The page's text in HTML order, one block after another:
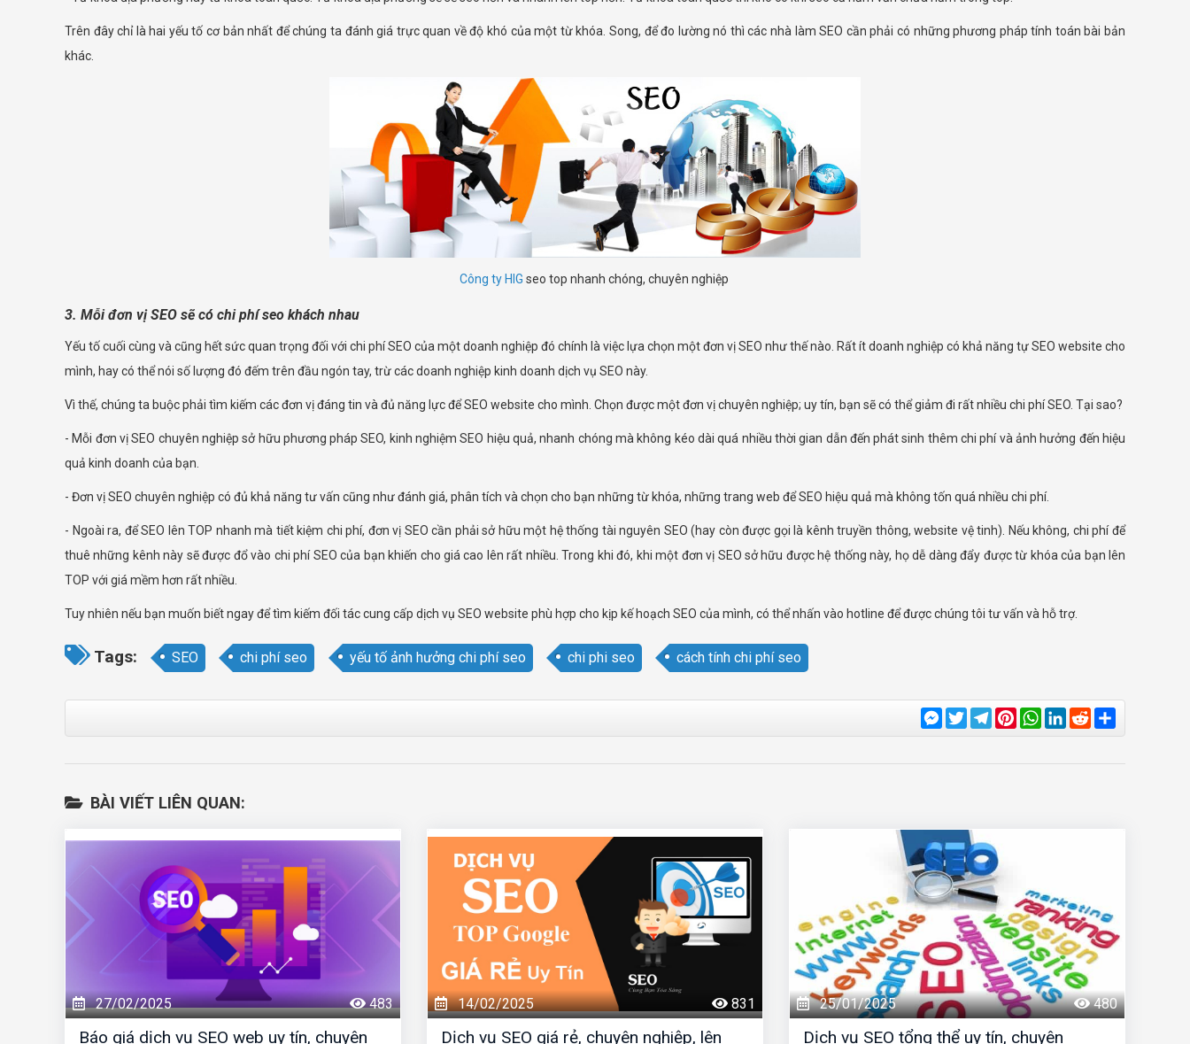
Trên đây chỉ là hai yếu tố cơ bản nhất để chúng ta đánh giá trực quan về độ khó của một từ khóa. Song, để đo lường nó thì các nhà làm SEO cần phải có những phương pháp tính toán bài bản
khác.
Công ty HIG seo top nhanh chóng, chuyên nghiệp
3. Mỗi đơn vị SEO sẽ có chi phí seo khách nhau
Yếu tố cuối cùng và cũng hết sức quan trọng đối với chi phí SEO của một doanh nghiệp đó chính là việc lựa chọn một đơn vị SEO như thế nào. Rất ít doanh nghiệp có khả năng tự SEO website cho
mình, hay có thể nói số lượng đó đếm trên đầu ngón tay, trừ các doanh nghiệp kinh doanh dịch vụ SEO này.
Vì thế, chúng ta buộc phải tìm kiếm các đơn vị đáng tin và đủ năng lực để SEO website cho mình. Chọn được một đơn vị chuyên nghiệp; uy tín, bạn sẽ có thể giảm đi rất nhiều chi phí SEO. Tại sao?
- Mỗi đơn vị SEO chuyên nghiệp sở hữu phương pháp SEO, kinh nghiệm SEO hiệu quả, nhanh chóng mà không kéo dài quá nhiều thời gian dẫn đến phát sinh thêm chi phí và ảnh hưởng đến hiệu
quả kinh doanh của bạn.
- Đơn vị SEO chuyên nghiệp có đủ khả năng tư vấn cũng như đánh giá, phân tích và chọn cho bạn những từ khóa, những trang web để SEO hiệu quả mà không tốn quá nhiều chi phí.
- Ngoài ra, để SEO lên TOP nhanh mà tiết kiệm chi phí, đơn vị SEO cần phải sở hữu một hệ thống tài nguyên SEO (hay còn được gọi là kênh truyền thông, website vệ tinh). Nếu không, chi phí để
thuê những kênh này sẽ được đổ vào chi phí SEO của bạn khiến cho giá cao lên rất nhiều. Trong khi đó, khi một đơn vị SEO sở hữu được hệ thống này, họ dễ dàng đẩy được từ khóa của bạn lên
TOP với giá mềm hơn rất nhiều.
Tuy nhiên nếu bạn muốn biết ngay để tìm kiếm đối tác cung cấp dịch vụ SEO website phù hợp cho kịp kế hoạch SEO của mình, có thể nhấn vào hotline để được chúng tôi tư vấn và hỗ trợ.
Tags: SEO chi phí seo yếu tố ảnh hưởng chi phí seo chi phi seo cách tính chi phí seo
Messenger
TwitterTelegram
Pinterest
WhatsApp
LinkedIn
Reddit
BÀI VIẾT LIÊN QUAN:
27/02/2025 483
Báo giá dịch vụ SEO web uy tín, chuyên
14/02/2025 831
Dịch vụ SEO giá rẻ, chuyên nghiệp, lên
25/01/2025 480
Dịch vụ SEO tổng thể uy tín, chuyên